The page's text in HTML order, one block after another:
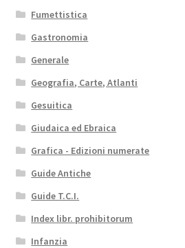
Fumettistica
Gastronomia
Generale
Geografia, Carte, Atlanti
Gesuitica
Giudaica ed Ebraica
Grafica - Edizioni numerate
Guide Antiche
Guide T.C.I.
Index libr. prohibitorum
Infanzia